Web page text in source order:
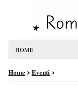
HOME
Home>Eventi>